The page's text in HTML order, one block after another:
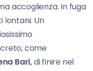
accoglienza. In fuga
lontani. Un
come
Bari,di finire nel